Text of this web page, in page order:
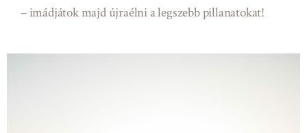
– imádjátok majd újraélni a legszebb pillanatokat!